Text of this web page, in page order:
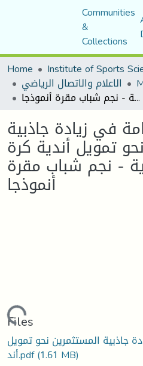
Communities
&
Collections
Home
الاعلام والاتصال الرياضي
دور العلاقات العامة في زيادة جاذبية المستثمرين نحو تمويل أندية كرة القدم الجزائرية - نجم شباب مقرة أنموذجا
في زيادة جاذبية
تمويل أندية كرة
- نجم شباب مقرة
أنموذجا
Files
جاذبية المستثمرين نحو تمويل
أند.pdf(1.61 MB)